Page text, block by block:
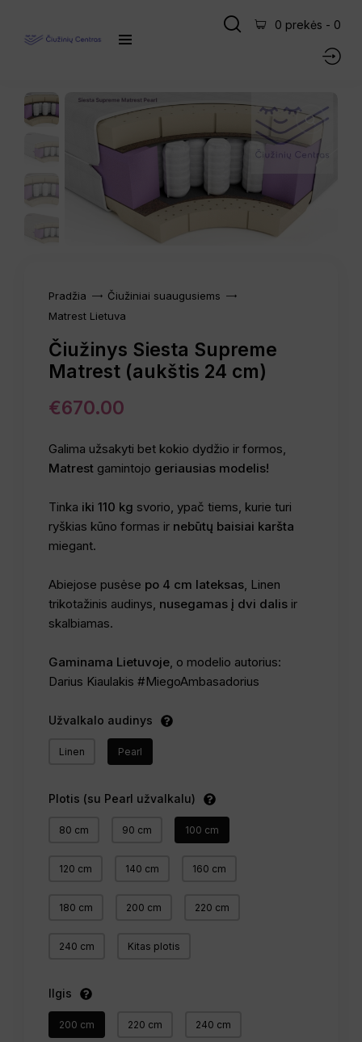
0 prekės - 0
Pradžia
Čiužiniai suaugusiems
Matrest Lietuva
Čiužinys Siesta Supreme
Matrest (aukštis 24 cm)
€670.00
Galima užsakyti bet kokio dydžio ir formos,
Matrest gamintojo geriausias modelis!
Tinka iki 110 kg svorio, ypač tiems, kurie turi
ryškias kūno formas ir nebūtų baisiai karšta
miegant.
Abiejose pusėse po 4 cm lateksas, Linen
trikotažinis audinys, nusegamas į dvi dalis ir
skalbiamas.
Gaminama Lietuvoje, o modelio autorius:
Darius Kiaulakis #MiegoAmbasadorius
Užvalkalo audinys
Linen Pearl
Plotis (su Pearl užvalkalu)
80 cm 90 cm 100 cm
120 cm 140 cm 160 cm
180 cm 200 cm 220 cm
240 cm Kitas plotis
Ilgis
200 cm 220 cm 240 cm